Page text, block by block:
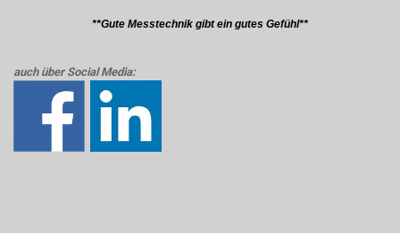
**Gute Messtechnik gibt ein gutes Gefühl**
auch über Social Media: